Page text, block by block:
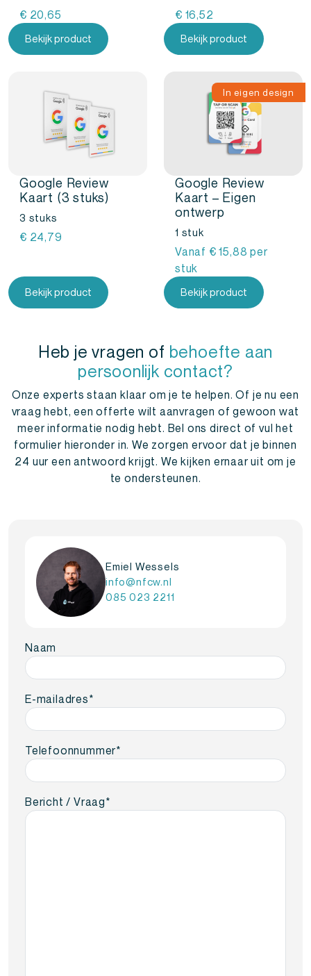
€ 20,65
Bekijk product
€ 16,52
Bekijk product
Google Review
Kaart (3 stuks)
3 stuks
€ 24,79
Bekijk product
In eigen design
Google Review
Kaart – Eigen
ontwerp
1 stuk
Vanaf € 15,88per
stuk
Bekijk product
Heb je vragen of behoefte aan
persoonlijk contact?
Onze experts staan klaar om je te helpen. Of je nu een
vraag hebt, een offerte wilt aanvragen of gewoon wat
meer informatie nodig hebt. Bel ons direct of vul het
formulier hieronder in. We zorgen ervoor dat je binnen
24 uur een antwoord krijgt. We kijken ernaar uit om je
te ondersteunen.
Emiel Wessels
info@nfcw.nl
085 023 2211
Naam
E-mailadres*
Telefoonnummer*
Bericht / Vraag*